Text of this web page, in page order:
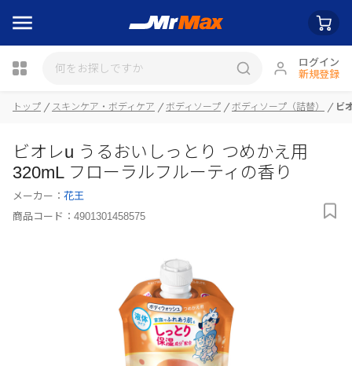
ログイン
新規登録
瓶詰
トップ スキンケア・ボディケア ボディソープ ボディソープ（詰替） ビ
ビオレu うるおいしっとり つめかえ用
320mL フローラルフルーティの香り
メーカー： 花王
商品コード： 4901301458575